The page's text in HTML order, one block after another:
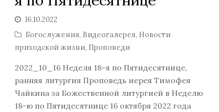
16.10.2022
Богослужения, Видеогалерея, Новости
приходской жизни, Проповеди
2022_10_16 Неделя 18-я по Пятидесятнице,
ранняя литургия Проповедь иерея Тимофея
Чайкина за Божественной литургией в Неделю
18-ю по Пятидесятнице 16 октября 2022 года